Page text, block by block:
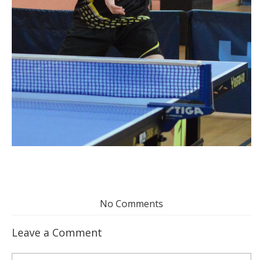
No Comments
Leave a Comment